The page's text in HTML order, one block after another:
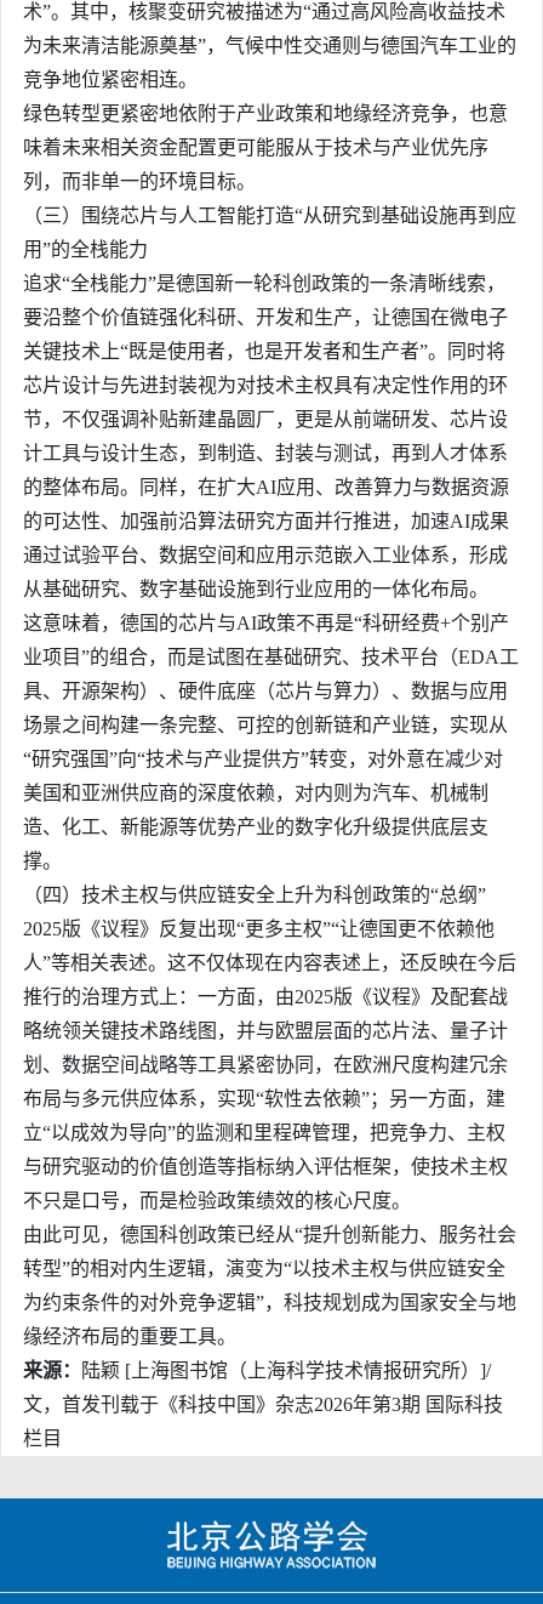
术”。其中，核聚变研究被描述为“通过高风险高收益技术
为未来清洁能源奠基”，气候中性交通则与德国汽车工业的
竞争地位紧密相连。
绿色转型更紧密地依附于产业政策和地缘经济竞争，也意
味着未来相关资金配置更可能服从于技术与产业优先序
列，而非单一的环境目标。
（三）围绕芯片与人工智能打造“从研究到基础设施再到应
用”的全栈能力
追求“全栈能力”是德国新一轮科创政策的一条清晰线索，
要沿整个价值链强化科研、开发和生产，让德国在微电子
关键技术上“既是使用者，也是开发者和生产者”。同时将
芯片设计与先进封装视为对技术主权具有决定性作用的环
节，不仅强调补贴新建晶圆厂，更是从前端研发、芯片设
计工具与设计生态，到制造、封装与测试，再到人才体系
的整体布局。同样，在扩大AI应用、改善算力与数据资源
的可达性、加强前沿算法研究方面并行推进，加速AI成果
通过试验平台、数据空间和应用示范嵌入工业体系，形成
从基础研究、数字基础设施到行业应用的一体化布局。
这意味着，德国的芯片与AI政策不再是“科研经费+个别产
业项目”的组合，而是试图在基础研究、技术平台（EDA工
具、开源架构）、硬件底座（芯片与算力）、数据与应用
场景之间构建一条完整、可控的创新链和产业链，实现从
“研究强国”向“技术与产业提供方”转变，对外意在减少对
美国和亚洲供应商的深度依赖，对内则为汽车、机械制
造、化工、新能源等优势产业的数字化升级提供底层支
撑。
（四）技术主权与供应链安全上升为科创政策的“总纲”
2025版《议程》反复出现“更多主权”“让德国更不依赖他
人”等相关表述。这不仅体现在内容表述上，还反映在今后
推行的治理方式上：一方面，由2025版《议程》及配套战
略统领关键技术路线图，并与欧盟层面的芯片法、量子计
划、数据空间战略等工具紧密协同，在欧洲尺度构建冗余
布局与多元供应体系，实现“软性去依赖”；另一方面，建
立“以成效为导向”的监测和里程碑管理，把竞争力、主权
与研究驱动的价值创造等指标纳入评估框架，使技术主权
不只是口号，而是检验政策绩效的核心尺度。
由此可见，德国科创政策已经从“提升创新能力、服务社会
转型”的相对内生逻辑，演变为“以技术主权与供应链安全
为约束条件的对外竞争逻辑”，科技规划成为国家安全与地
缘经济布局的重要工具。
来源：
陆颖 [上海图书馆（上海科学技术情报研究所）]/
文，首发刊载于《科技中国》杂志2026年第3期 国际科技
栏目